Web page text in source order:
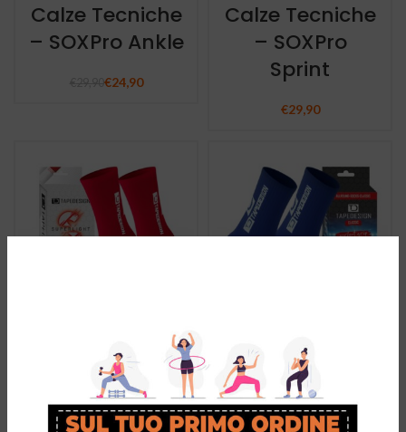
Calze Tecniche
– SOXPro Ankle
€24,90
Calze Tecniche
– SOXPro
Sprint
€29,90
SuperLight
Calze
Calze
Antiscivolo
TAPEDESIGN
Classic: Il Grip